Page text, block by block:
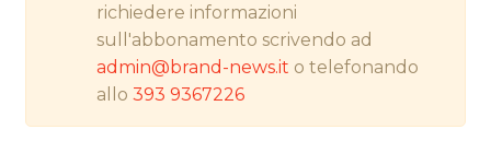
RICERCHE
richiedere informazioni
sull'abbonamento scrivendo ad
admin@brand-news.it o telefonando
allo393 9367226